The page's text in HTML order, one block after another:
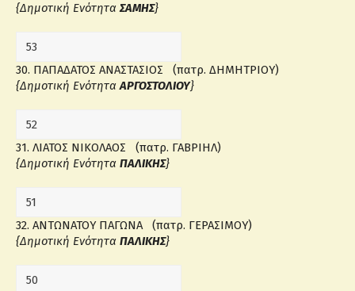
{Δημοτική ΕνότηταΣΑΜΗΣ}
30. ΠΑΠΑΔΑΤΟΣ ΑΝΑΣΤΑΣΙΟΣ (πατρ. ΔΗΜΗΤΡΙΟΥ)
{Δημοτική ΕνότηταΑΡΓΟΣΤΟΛΙΟΥ}
31. ΛΙΑΤΟΣ ΝΙΚΟΛΑΟΣ (πατρ. ΓΑΒΡΙΗΛ)
{Δημοτική Ενότητα ΠΑΛΙΚΗΣ}
32. ΑΝΤΩΝΑΤΟΥ ΠΑΓΩΝΑ (πατρ. ΓΕΡΑΣΙΜΟΥ)
{Δημοτική Ενότητα ΠΑΛΙΚΗΣ}